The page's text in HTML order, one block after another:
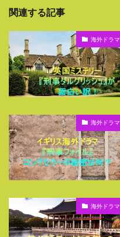
関連する記事
海外ドラマ
海外ドラマ
海外ドラマ